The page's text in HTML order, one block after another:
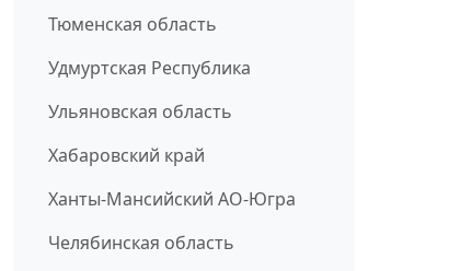
Тюменская область
Удмуртская Республика
Ульяновская область
Хабаровский край
Ханты-Мансийский АО-Югра
Челябинская область